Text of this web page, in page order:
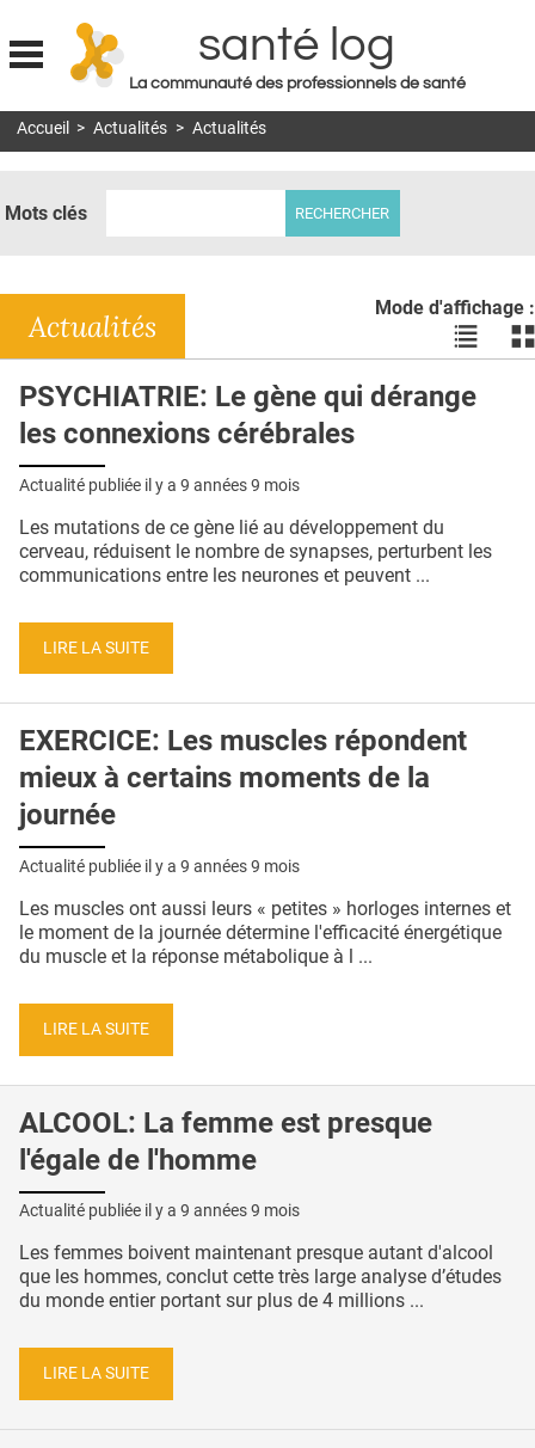
Jump to navigation
santé log
La communauté des professionnels de santé
MON COMPTE
DOSSIERS
RÉSEAUX
E-REVUE SAD
QUI SOMMES-NOUS ?
CONDITIONS GÉNÉRALES
CRÉDITS
Accueil > Actualités > Actualités
Mots clés
Mode d'affichage :
Voir
les
en
les
Actualités
PSYCHIATRIE: Le gène qui dérange
les connexions cérébrales
Actualité publiée il y a 9 années 9 mois
Les mutations de ce gène lié au développement du
cerveau, réduisent le nombre de synapses, perturbent les
communications entre les neurones et peuvent ...
LIRE LA SUITE
EXERCICE: Les muscles répondent
mieux à certains moments de la
journée
Actualité publiée il y a 9 années 9 mois
Les muscles ont aussi leurs « petites » horloges internes et
le moment de la journée détermine l'efficacité énergétique
du muscle et la réponse métabolique à l ...
LIRE LA SUITE
ALCOOL: La femme est presque
l'égale de l'homme
Actualité publiée il y a 9 années 9 mois
Les femmes boivent maintenant presque autant d'alcool
que les hommes, conclut cette très large analyse d’études
du monde entier portant sur plus de 4 millions ...
LIRE LA SUITE